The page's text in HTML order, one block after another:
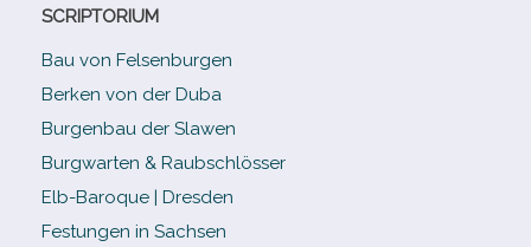
SCRIPTORIUM
Bau von Felsenburgen
Berken von der Duba
Burgenbau der Slawen
Burgwarten & Raubschlösser
Elb-​Baroque | Dresden
Festungen in Sachsen